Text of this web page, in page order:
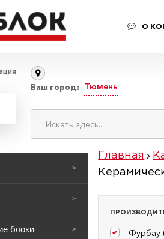
О
Ваш город: Тюмень
>
>
блоки >
Главная
Фурбау